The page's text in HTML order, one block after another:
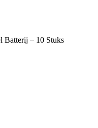
Batterij – 10 Stuks